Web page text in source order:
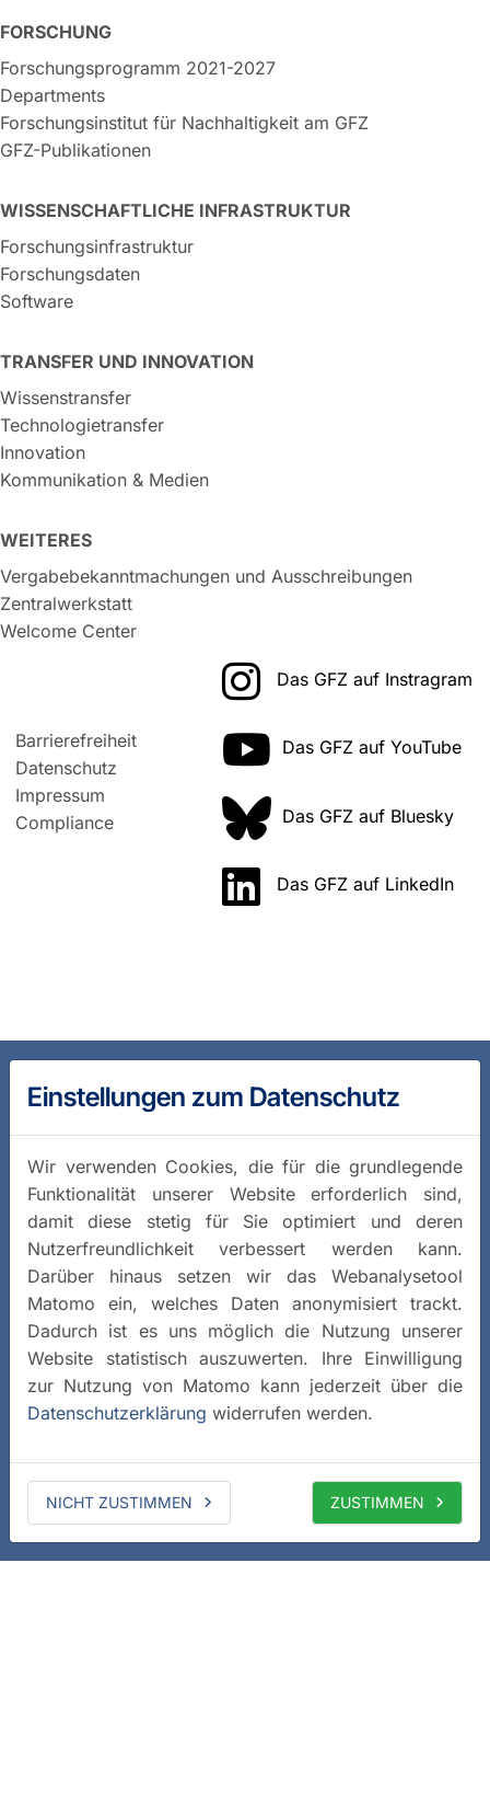
FORSCHUNG
Forschungsprogramm 2021-2027
Departments
Forschungsinstitut für Nachhaltigkeit am GFZ
GFZ-Publikationen
WISSENSCHAFTLICHE INFRASTRUKTUR
Forschungsinfrastruktur
Forschungsdaten
Software
TRANSFER UND INNOVATION
Wissenstransfer
Technologietransfer
Innovation
Kommunikation & Medien
WEITERES
Vergabebekanntmachungen und Ausschreibungen
Zentralwerkstatt
Welcome Center
Barrierefreiheit
Datenschutz
Impressum
Compliance
Das GFZ auf Instragram
Das GFZ auf YouTube
Das GFZ auf Bluesky
Das GFZ auf LinkedIn
Einstellungen zum Datenschutz
Wir verwenden Cookies, die für die grundlegende
Funktionalität unserer Website erforderlich sind,
damit diese stetig für Sie optimiert und deren
Nutzerfreundlichkeit verbessert werden kann.
Darüber hinaus setzen wir das Webanalysetool
Matomo ein, welches Daten anonymisiert trackt.
Dadurch ist es uns möglich die Nutzung unserer
Website statistisch auszuwerten. Ihre Einwilligung
zur Nutzung von Matomo kann jederzeit über die
Datenschutzerklärung widerrufen werden.
NICHT ZUSTIMMEN ZUSTIMMEN